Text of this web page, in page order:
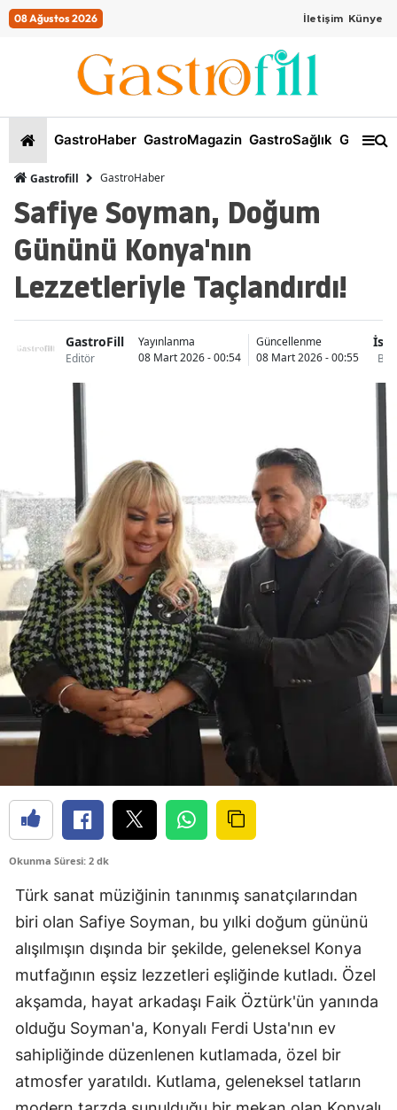
08 Ağustos 2026 İletişim Künye
GastroHaber GastroMagazin GastroSağlık
Gastrofill GastroHaber
Safiye Soyman, Doğum
Gününü Konya'nın
Lezzetleriyle Taçlandırdı!
GastroFill
Editör
Yayınlanma
08 Mart 2026 - 00:54
Güncellenme
08 Mart 2026 - 00:55
Okunma Süresi: 2 dk
Türk sanat müziğinin tanınmış sanatçılarından
biri olan Safiye Soyman, bu yılki doğum gününü
alışılmışın dışında bir şekilde, geleneksel Konya
mutfağının eşsiz lezzetleri eşliğinde kutladı. Özel
akşamda, hayat arkadaşı Faik Öztürk'ün yanında
olduğu Soyman'a, Konyalı Ferdi Usta'nın ev
sahipliğinde düzenlenen kutlamada, özel bir
atmosfer yaratıldı. Kutlama, geleneksel tatların